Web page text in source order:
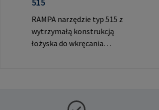
515
RAMPA narzędzie typ 515 z
wytrzymałą konstrukcją
łożyska do wkręcania
RAMPA. Dane producenta: